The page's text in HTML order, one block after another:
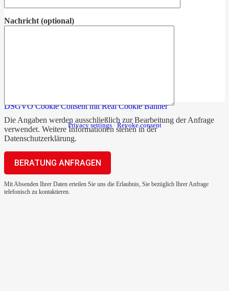
Nachricht (optional)
Die Angaben werden ausschließlich zur Bearbeitung der Anfrage
verwendet. Weitere Informationen stehen in der
Datenschutzerklärung.
Mit Absenden Ihrer Daten erteilen Sie uns die Erlaubnis, Sie bezüglich Ihrer Anfrage
telefonisch zu kontaktieren.
DSGVO Cookie Consent mit Real Cookie Banner
Privacy settings ·Revoke consent